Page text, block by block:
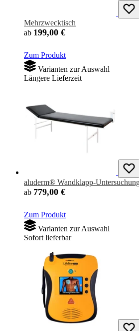
Mehrzwecktisch
ab 199,00 €
Zum Produkt
Varianten zur Auswahl
Längere Lieferzeit
aluderm® Wandklapp-
ab 779,00 €
Zum Produkt
Varianten zur Auswahl
Sofort lieferbar